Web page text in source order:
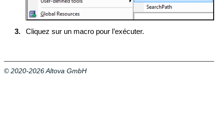
3. Cliquez sur un macro pour l’exécuter.
© 2020-2026 Altova GmbH